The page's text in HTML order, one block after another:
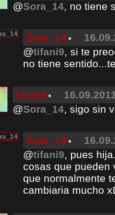
@Sora_14, no tiene
Sora_14
@tifani9, si te
no tiene
tifani9
@Sora_14, sigo sin
Sora_14
@tifani9, pues
cosas que pueden
que normalmente
cambiaria mucho